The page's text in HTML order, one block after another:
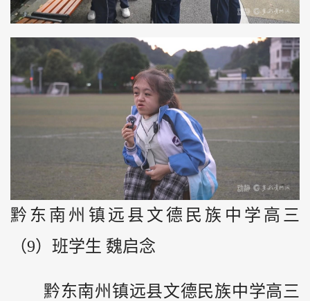
黔东南州镇远县文德民族中学高三
（9）班学生 魏启念
黔东南州镇远县文德民族中学高三